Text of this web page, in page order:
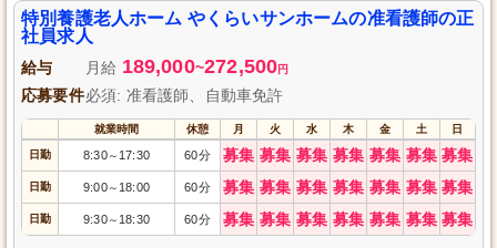
特別養護老人ホーム やくらいサンホームの准看護師の正
社員求人
給与 月給 189,000~272,500円
応募要件必須: 准看護師、自動車免許
就業時間 休憩 月 火 水 木 金 土 日
日勤 8:30～ 17:30 60分 募集 募集 募集 募集 募集 募集 募集
日勤 9:00～ 18:00 60分 募集 募集 募集 募集 募集 募集 募集
日勤 9:30～ 18:30 60分 募集 募集 募集 募集 募集 募集 募集